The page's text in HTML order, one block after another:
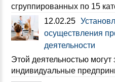
сгруппированных по 15
12.02.25
осуществления
деятельности
Этой деятельностью
индивидуальные